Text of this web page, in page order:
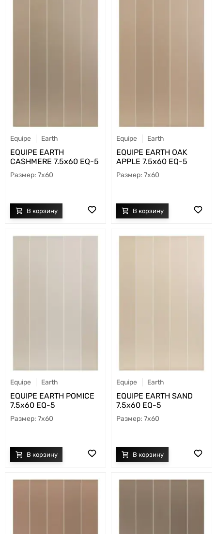
Equipe Earth
EQUIPE EARTH
CASHMERE 7.5х60 EQ-5
7x60
Equipe Earth
EQUIPE EARTH OAK
APPLE 7.5х60 EQ-5
7x60
Equipe Earth
EQUIPE EARTH POMICE
7.5х60 EQ-5
7x60
Equipe Earth
EQUIPE EARTH SAND
7.5х60 EQ-5
7x60